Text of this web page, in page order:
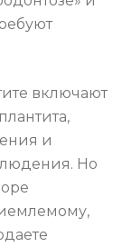
включают
и
Но